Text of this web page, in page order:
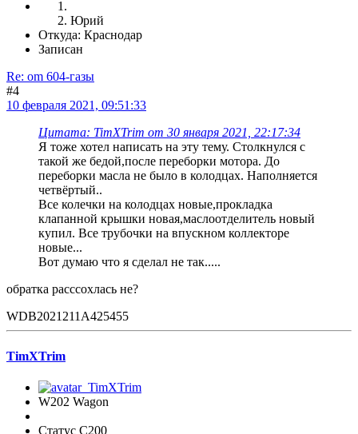
Юрий
Откуда: Краснодар
Записан
Re: om 604-газы
#4
10 февраля 2021, 09:51:33
Цитата: TimXTrim от 30 января 2021, 22:17:34
Я тоже хотел написать на эту тему. Столкнулся с
такой же бедой,после переборки мотора. До
переборки масла не было в колодцах. Наполняется
четвёртый..
Все колечки на колодцах новые,прокладка
клапанной крышки новая,маслоотделитель новый
купил. Все трубочки на впускном коллекторе
новые...
Вот думаю что я сделал не так.....
обратка расссохлась не?
WDB2021211A425455
TimXTrim
W202 Wagon
Статус C200